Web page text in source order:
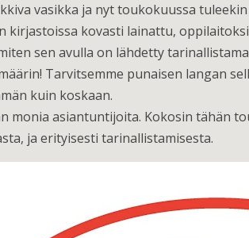
vasikka ja nyt toukokuussa
kirjastoissa kovasti lainattu,
sen avulla on lähdetty
Tarvitsemme punaisen langan
kuin koskaan.
monia asiantuntijoita. Kokosin tähän
ja erityisesti tarinallistamisesta.